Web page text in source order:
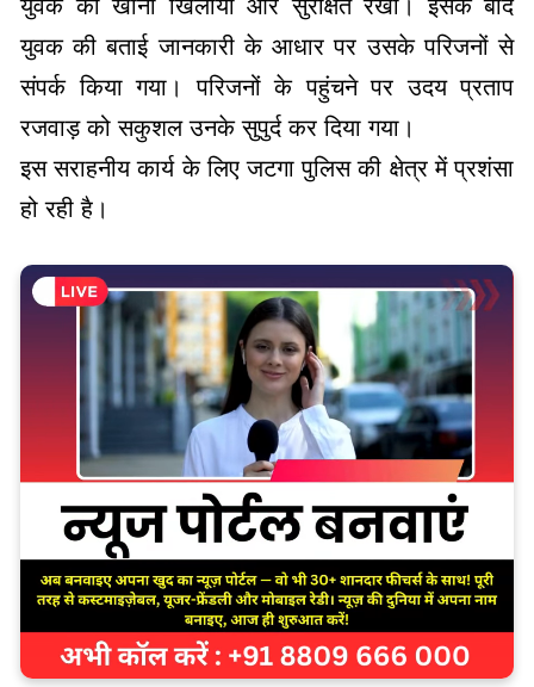
युवक को खाना खिलाया और सुरक्षित रखा। इसके बाद
युवक की बताई जानकारी के आधार पर उसके परिजनों से
संपर्क किया गया। परिजनों के पहुंचने पर उदय प्रताप
रजवाड़ को सकुशल उनके सुपुर्द कर दिया गया।
इस सराहनीय कार्य के लिए जटगा पुलिस की क्षेत्र में प्रशंसा
हो रही है।